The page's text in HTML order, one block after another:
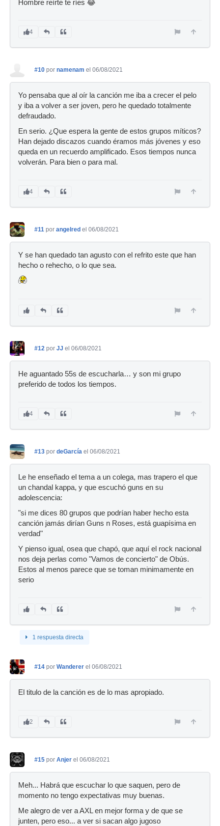
Hombre reírte te ríes 😂
4
#10 por namenam el 06/08/2021
Yo pensaba que al oír la canción me iba a crecer el pelo
y iba a volver a ser joven, pero he quedado totalmente
defraudado.
En serio. ¿Que espera la gente de estos grupos míticos?
Han dejado discazos cuando éramos más jóvenes y eso
queda en un recuerdo amplificado. Esos tiempos nunca
volverán. Para bien o para mal.
4
#11 por angelred el 06/08/2021
Y se han quedado tan agusto con el refrito este que han
hecho o rehecho, o lo que sea.
#12 por JJ el 06/08/2021
He aguantado 55s de escucharla… y son mi grupo
preferido de todos los tiempos.
4
#13 por deGarcía el 06/08/2021
Le he enseñado el tema a un colega, mas trapero el que
un chandal kappa, y que escuchó guns en su
adolescencia:
"si me dices 80 grupos que podrían haber hecho esta
canción jamás dirían Guns n Roses, está guapísima en
verdad"
Y pienso igual, osea que chapó, que aquí el rock nacional
nos deja perlas como "Vamos de concierto" de Obús.
Estos al menos parece que se toman minimamente en
serio
1 respuesta directa
#14 por Wanderer el 06/08/2021
El titulo de la canción es de lo mas apropiado.
2
#15 por Anjer el 06/08/2021
Meh... Habrá que escuchar lo que saquen, pero de
momento no tengo expectativas muy buenas.
Me alegro de ver a AXL en mejor forma y de que se
junten, pero eso... a ver si sacan algo jugoso